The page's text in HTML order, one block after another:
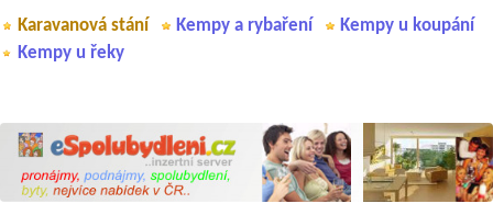
Karavanová stání
Kempy a rybaření
Kempy u koupání
Kempy u řeky